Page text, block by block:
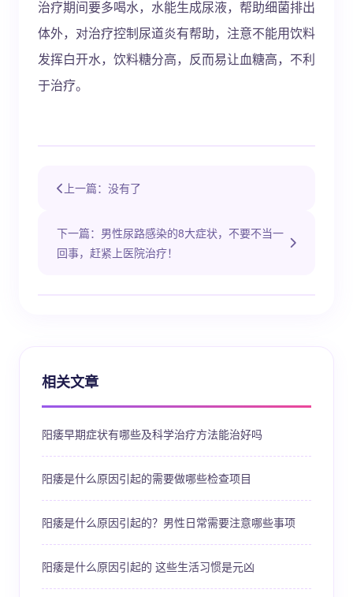
治疗期间要多喝水，水能生成尿液，帮助细菌排出
体外，对治疗控制尿道炎有帮助，注意不能用饮料
发挥白开水，饮料糖分高，反而易让血糖高，不利
于治疗。
上一篇：没有了
下一篇：男性尿路感染的8大症状，不要不当一
回事，赶紧上医院治疗！
相关文章
阳痿早期症状有哪些及科学治疗方法能治好吗
阳痿是什么原因引起的需要做哪些检查项目
阳痿是什么原因引起的？男性日常需要注意哪些事项
阳痿是什么原因引起的 这些生活习惯是元凶